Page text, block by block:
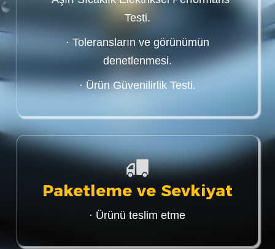
Testi.
· Toleransların ve görünümün
denetlenmesi.
· Ürün Güvenilirlik Testi.
Paketleme ve Sevkiyat
· Ürünü teslim etme